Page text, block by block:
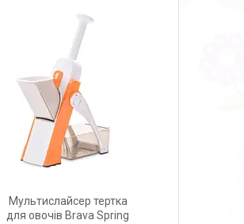
Мультислайсер тертка
для овочів Brava Spring